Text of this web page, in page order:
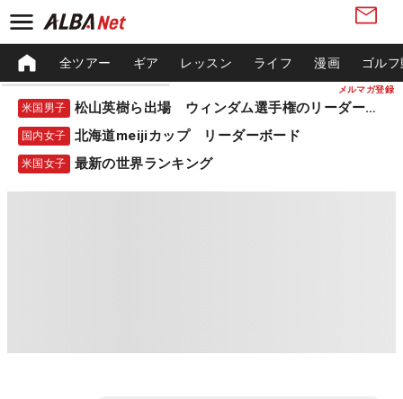
メルマガ登録
全ツアー ギア レッスン ライフ 漫画 ゴル
米国男子 松山英樹ら出場 ウィンダム選手権のリーダーボード
国内女子 北海道meijiカップ リーダーボード
米国女子 最新の世界ランキング